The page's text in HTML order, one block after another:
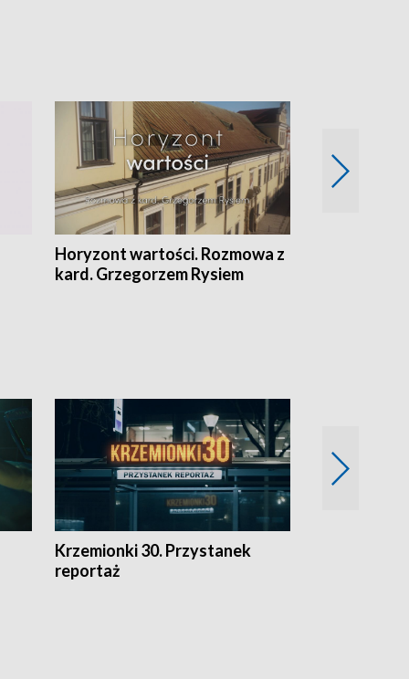
Horyzont wartości. Rozmowa z
kard. Grzegorzem Rysiem
Krzemionki 30. Przystanek
reportaż